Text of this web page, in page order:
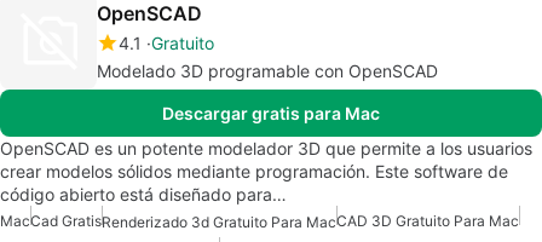
OpenSCAD
4.1 Gratuito
Modelado 3D programable con OpenSCAD
Descargar gratis para Mac
OpenSCAD es un potente modelador 3D que permite a los usuarios
crear modelos sólidos mediante programación. Este software de
código abierto está diseñado para…
MacCad GratisRenderizado 3d Gratuito Para MacCAD 3D Gratuito Para Mac